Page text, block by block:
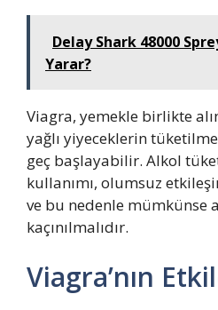
Delay Shark 48000
Yarar?
Viagra, yemekle birlikte
yağlı yiyeceklerin
geç başlayabilir. Alkol
kullanımı, olumsuz
ve bu nedenle mümkünse
kaçınılmalıdır.
Viagra’nın